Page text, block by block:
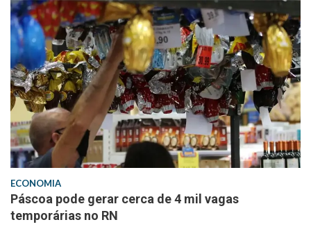
ECONOMIA
Páscoa pode gerar cerca de 4 mil vagas
temporárias no RN